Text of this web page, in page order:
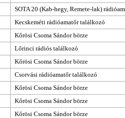
SOTA 20 (Kab-hegy, Remete-lak)
Kecskeméti rádióamatőr találkozó
Kőrösi Csoma Sándor börze
Lőrinci rádiós találkozó
Kőrösi Csoma Sándor börze
Csorvási rádióamatőr találkozó
Kőrösi Csoma Sándor börze
Kőrösi Csoma Sándor börze
Kőrösi Csoma Sándor börze